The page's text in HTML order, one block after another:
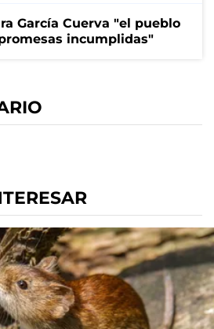
García Cuerva "el pueblo
incumplidas"